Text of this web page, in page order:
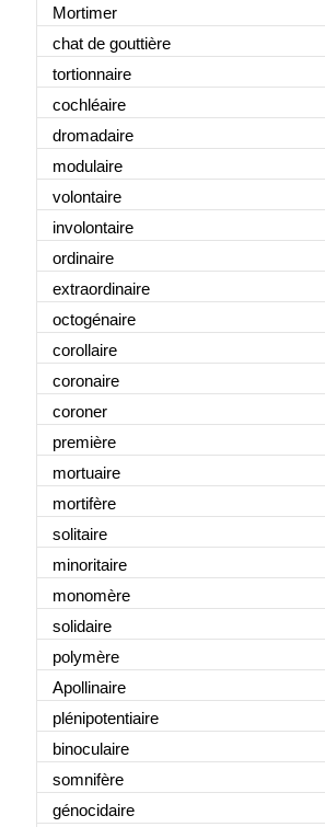
Mortimer
chat de gouttière
tortionnaire
cochléaire
dromadaire
modulaire
volontaire
involontaire
ordinaire
extraordinaire
octogénaire
corollaire
coronaire
coroner
première
mortuaire
mortifère
solitaire
minoritaire
monomère
solidaire
polymère
Apollinaire
plénipotentiaire
binoculaire
somnifère
génocidaire